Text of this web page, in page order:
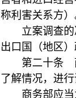
称利害关系方）
立案调查的
出口国（地区）
第二十条 商
了解情况，进行
商务部应当